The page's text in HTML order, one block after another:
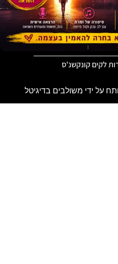
קונקשנ'ס
משולבים בדיגיטל